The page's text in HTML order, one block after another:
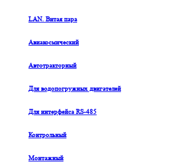
LAN. Витая пара
Авиакосмический
Автотракторный
Для водопогружных двигателей
Для интерфейса RS-485
Контрольный
Монтажный